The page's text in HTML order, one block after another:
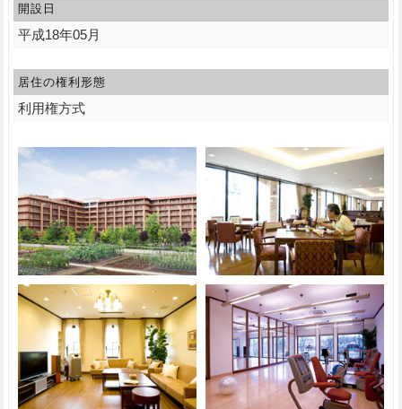
開設日
平成18年05月
居住の権利形態
利用権方式